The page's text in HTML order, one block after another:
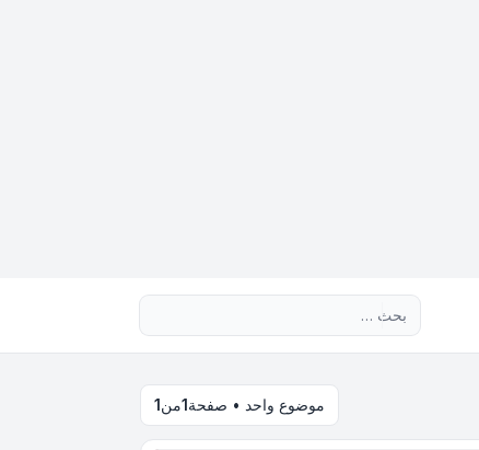
موضوع واحد • صفحة1من1